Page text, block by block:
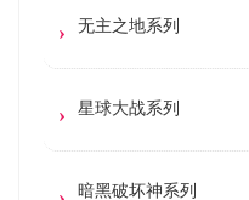
无主之地系列
星球大战系列
暗黑破坏神系列